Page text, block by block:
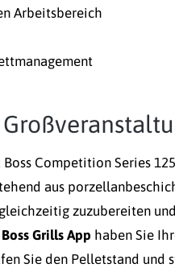
Arbeitsbereich
Competition Series
aus
zuzubereiten
Grills App haben Sie
Sie den Pelletstand und